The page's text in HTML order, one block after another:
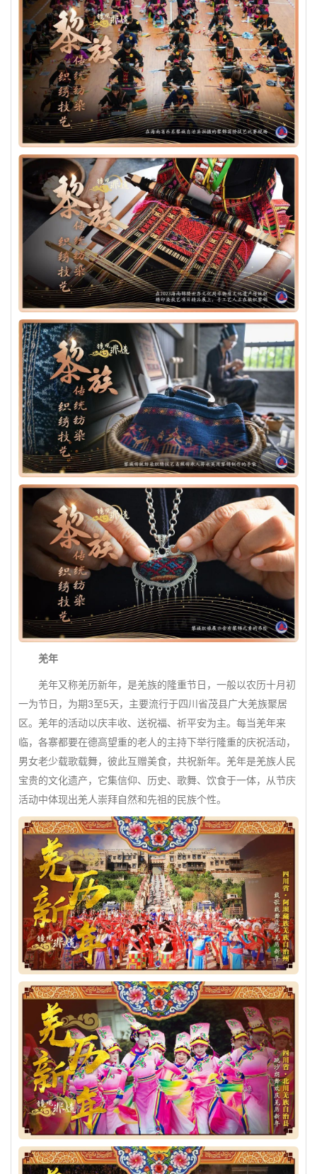
羌年
羌年又称羌历新年，是羌族的隆重节日，一般以农历十月初
一为节日，为期3至5天，主要流行于四川省茂县广大羌族聚居
区。羌年的活动以庆丰收、送祝福、祈平安为主。每当羌年来
临，各寨都要在德高望重的老人的主持下举行隆重的庆祝活动，
男女老少载歌载舞，彼此互赠美食，共祝新年。羌年是羌族人民
宝贵的文化遗产，它集信仰、历史、歌舞、饮食于一体，从节庆
活动中体现出羌人崇拜自然和先祖的民族个性。